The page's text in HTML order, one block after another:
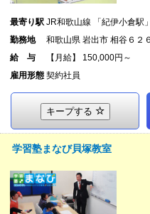
最寄り駅 JR和歌山線 「紀伊小倉駅」
勤務地
和歌山県 岩出市 相谷６２
給 与
【月給】 150,000円～
雇用形態 契約社員
キープする
学習塾まなび貝塚教室